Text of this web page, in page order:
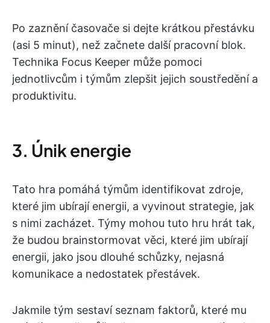
Po zaznění časovače si dejte krátkou přestávku
(asi 5 minut), než začnete další pracovní blok.
Technika Focus Keeper může pomoci
jednotlivcům i týmům zlepšit jejich soustředění a
produktivitu.
3. Únik energie
Tato hra pomáhá týmům identifikovat zdroje,
které jim ubírají energii, a vyvinout strategie, jak
s nimi zacházet. Týmy mohou tuto hru hrát tak,
že budou brainstormovat věci, které jim ubírají
energii, jako jsou dlouhé schůzky, nejasná
komunikace a nedostatek přestávek.
Jakmile tým sestaví seznam faktorů, které mu